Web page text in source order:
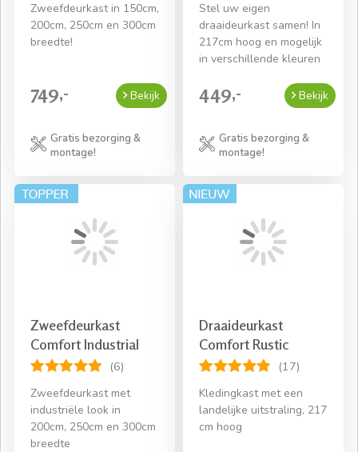
Zweefdeurkast in 150cm,
200cm, 250cm en 300cm
breedte!
749,- Bekijk
Gratis bezorging &
montage!
Stel uw eigen
draaideurkast samen! In
217cm hoog en mogelijk
in verschillende kleuren
449,- Bekijk
Gratis bezorging &
montage!
Zweefdeurkast
Comfort Industrial
(6)
Zweefdeurkast met
industriële look in
200cm, 250cm en 300cm
breedte
Draaideurkast
Comfort Rustic
(17)
Kledingkast met een
landelijke uitstraling, 217
cm hoog